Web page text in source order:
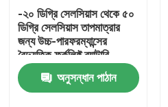
-২০ ডিগ্রি সেলসিয়াস থেকে ৫০
ডিগ্রি সেলসিয়াস তাপমাত্রার
জন্য উচ্চ-পারফরম্যান্সের
বৈদ্যুতিক ফর্কলিফ্ট ব্যাটারি
অনুসন্ধান পাঠান